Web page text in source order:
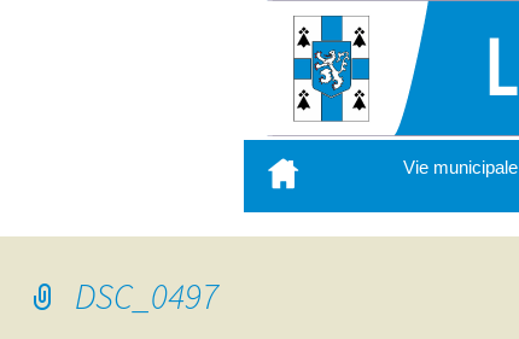
contenu
principal
Vie municipale
DSC_0497